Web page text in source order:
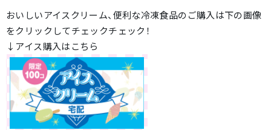
おいしいアイスクリーム、便利な冷凍食品のご購入は下の画像
をクリックしてチェックチェック！
↓アイス購入はこちら